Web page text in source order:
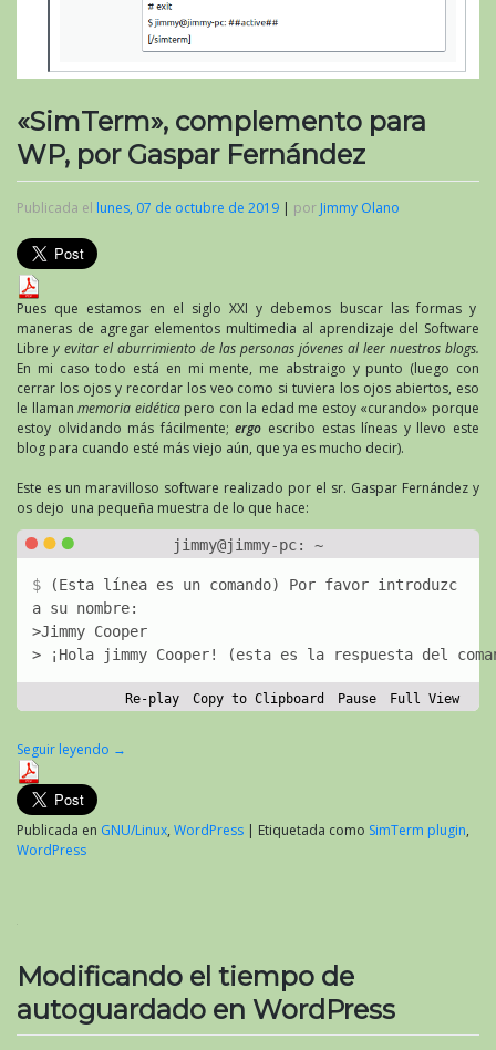
«SimTerm», complemento para
WP, por Gaspar Fernández
Publicada el lunes, 07 de octubre de 2019 | por Jimmy Olano
Pues que estamos en el siglo XXI y debemos buscar las formas y
maneras de agregar elementos multimedia al aprendizaje del Software
Libre y evitar el aburrimiento de las personas jóvenes al leer nuestros blogs.
En mi caso todo está en mi mente, me abstraigo y punto (luego con
cerrar los ojos y recordar los veo como si tuviera los ojos abiertos, eso
le llamanmemoria eidéticapero con la edad me estoy «curando» porque
estoy olvidando más fácilmente;ergo escribo estas líneas y llevo este
blog para cuando esté más viejo aún, que ya es mucho decir).
Este es un maravilloso software realizado por el sr. Gaspar Fernández y
os dejo una pequeña muestra de lo que hace:
(Esta l ínea es un comando) Por favor i ntroduzc
a su nombre:
>Jimmy Cooper
> ¡Hola jimmy Cooper! (esta es la respuesta del
Re-play Copy to Clipboard Pause Full View
Seguir leyendo →
Publicada en GNU/Linux, WordPress | Etiquetada como SimTerm plugin,
WordPress
Modificando el tiempo de
autoguardado en WordPress